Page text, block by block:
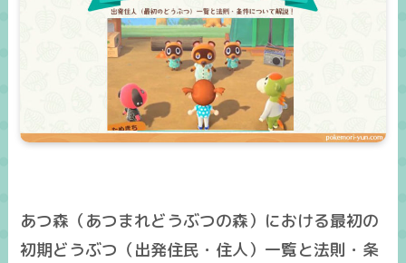
あつ森（あつまれどうぶつの森）における最初の
初期どうぶつ（出発住民・住人）一覧と法則・条